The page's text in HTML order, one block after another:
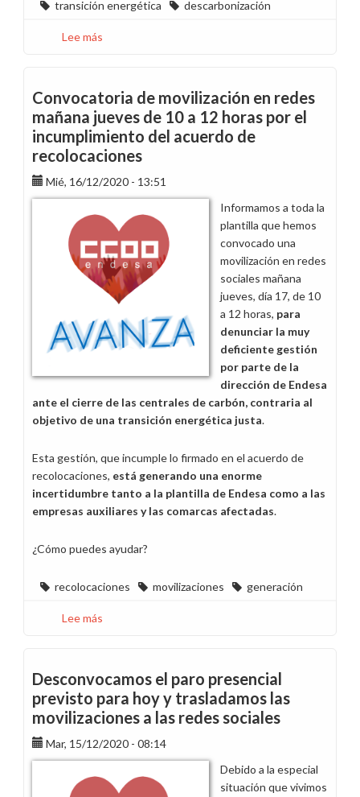
transición energética descarbonización
Lee más
movilización
de
ayer
en
redes
por
el
incumplimiento
del
Acuerdo
de
Recolocaciones
Convocatoria de movilización en redes
mañana jueves de 10 a 12 horas por el
incumplimiento del acuerdo de
recolocaciones
Mié, 16/12/2020 - 13:51
Informamos a toda la
plantilla que hemos
convocado una
movilización en redes
sociales mañana
jueves, día 17, de 10
a 12 horas, para
denunciar la muy
deficiente gestión
por parte de la
dirección de Endesa
ante el cierre de las centrales de carbón, contraria al
objetivo de una transición energética justa.
Esta gestión, que incumple lo firmado en el acuerdo de
recolocaciones, está generando una enorme
incertidumbre tanto a la plantilla de Endesa como a las
empresas auxiliares y las comarcas afectadas.
¿Cómo puedes ayudar?
recolocaciones movilizaciones generación
Lee más
en
redes
mañana
jueves
de
10
Desconvocamos el paro presencial
previsto para hoy y trasladamos las
movilizaciones a las redes sociales
Mar, 15/12/2020 - 08:14
Debido a la especial
situación que vivimos